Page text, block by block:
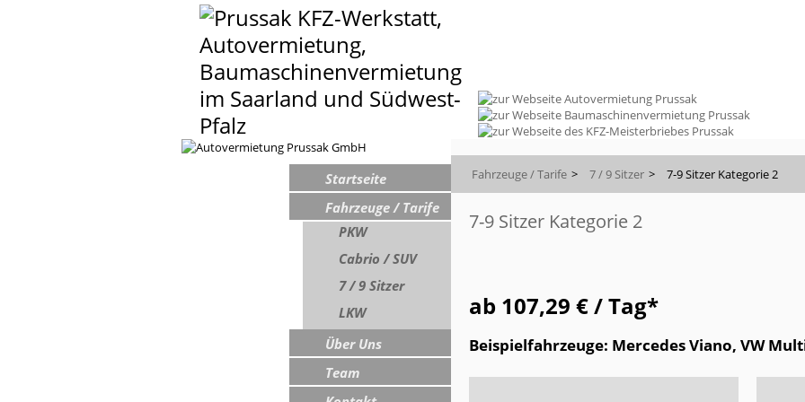
Startseite
Fahrzeuge / Tarife
PKW
Cabrio / SUV
7 / 9 Sitzer
LKW
Über Uns
Team
Fahrzeuge / Tarife 7 / 9 Sitzer 7-9 Sitzer Kategorie 2
7-9 Sitzer Kategorie 2
ab 107,29 € / Tag*
Beispielfahrzeuge: Mercedes Viano, VW